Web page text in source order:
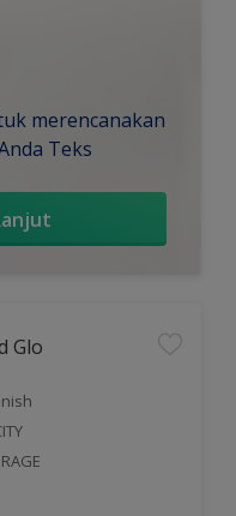
merencanakan
Teks
Glo